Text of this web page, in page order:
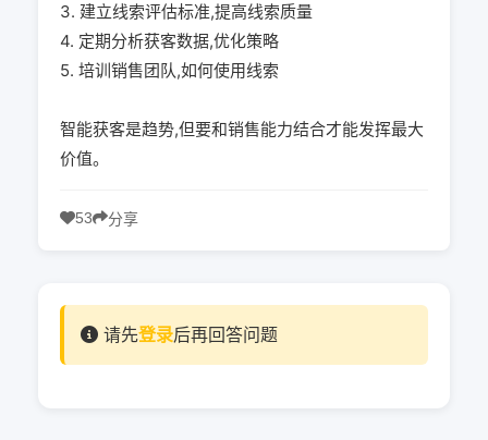
3. 建立线索评估标准,提高线索质量
4. 定期分析获客数据,优化策略
5. 培训销售团队,如何使用线索
智能获客是趋势,但要和销售能力结合才能发挥最大
价值。
53 分享
请先登录后再回答问题